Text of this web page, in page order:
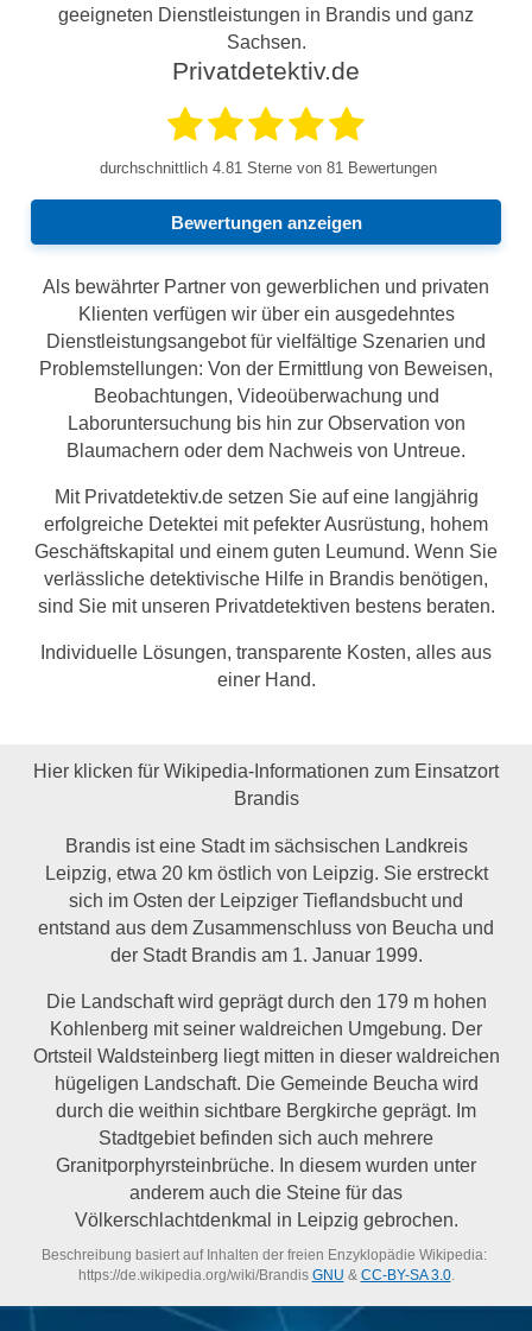
geeigneten Dienstleistungen in Brandis und ganz
Sachsen.
Privatdetektiv.de
durchschnittlich 4.81 Sterne von 81 Bewertungen
Bewertungen anzeigen
Als bewährter Partner von gewerblichen und privaten
Klienten verfügen wir über ein ausgedehntes
Dienstleistungsangebot für vielfältige Szenarien und
Problemstellungen: Von der Ermittlung von Beweisen,
Beobachtungen, Videoüberwachung und
Laboruntersuchung bis hin zur Observation von
Blaumachern oder dem Nachweis von Untreue.
Mit Privatdetektiv.de setzen Sie auf eine langjährig
erfolgreiche Detektei mit pefekter Ausrüstung, hohem
Geschäftskapital und einem guten Leumund. Wenn Sie
verlässliche detektivische Hilfe in Brandis benötigen,
sind Sie mit unseren Privatdetektiven bestens beraten.
Individuelle Lösungen, transparente Kosten, alles aus
einer Hand.
Hier klicken für Wikipedia-Informationen zum Einsatzort
Brandis
Brandis ist eine Stadt im sächsischen Landkreis
Leipzig, etwa 20 km östlich von Leipzig. Sie erstreckt
sich im Osten der Leipziger Tieflandsbucht und
entstand aus dem Zusammenschluss von Beucha und
der Stadt Brandis am 1. Januar 1999.
Die Landschaft wird geprägt durch den 179 m hohen
Kohlenberg mit seiner waldreichen Umgebung. Der
Ortsteil Waldsteinberg liegt mitten in dieser waldreichen
hügeligen Landschaft. Die Gemeinde Beucha wird
durch die weithin sichtbare Bergkirche geprägt. Im
Stadtgebiet befinden sich auch mehrere
Granitporphyrsteinbrüche. In diesem wurden unter
anderem auch die Steine für das
Völkerschlachtdenkmal in Leipzig gebrochen.
Beschreibung basiert auf Inhalten der freien Enzyklopädie Wikipedia:
https://de.wikipedia.org/wiki/Brandis GNU & CC-BY-SA 3.0.